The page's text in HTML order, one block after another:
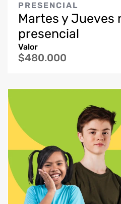
PRESENCIAL
Martes y Jueves
presencial
Valor
$480.000